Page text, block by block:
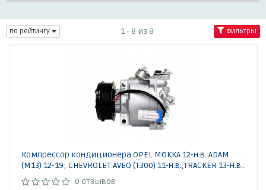
по рейтингу 1 - 8 из 8 Фильтры
Компрессор кондиционера OPEL MOKKA 12-н.в. ADAM
(M13) 12-19; CHEVROLET AVEO (T300) 11-н.в.,TRACKER 13-н.в..
0 отзывов